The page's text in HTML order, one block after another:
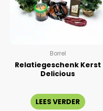
Borrel
Relatiegeschenk Kerst
Delicious
Gewaardeerd
LEES VERDER